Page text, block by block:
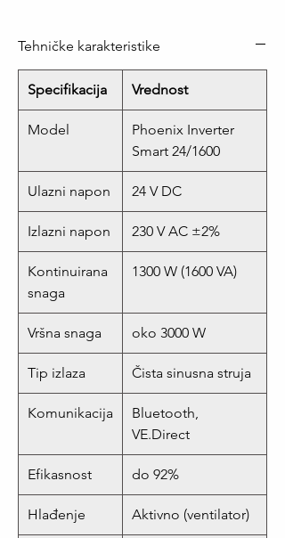
Tehničke karakteristike
Specifikacija Vrednost
Model
Phoenix Inverter
Smart 24/1600
Ulazni napon 24 V DC
Izlazni napon 230 V AC ±2%
Kontinuirana
snaga
1300 W (1600 VA)
Vršna snaga oko 3000 W
Tip izlaza Čista sinusna struja
Komunikacija
Bluetooth,
VE.Direct
Efikasnost do 92%
Hlađenje Aktivno (ventilator)